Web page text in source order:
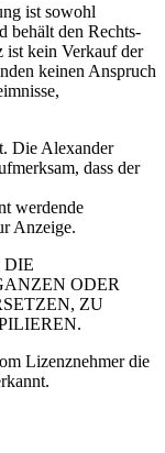
ist sowohl
behält den Rechts-
ist kein Verkauf der
keinen Anspruch
Die Alexander
dass der
werdende
Anzeige.
DIE
ODER
ZU
Lizenznehmer die